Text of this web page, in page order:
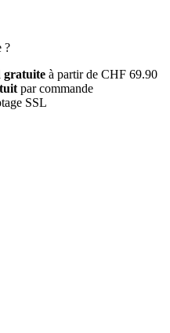
?
gratuite à partir de CHF 69.90
par commande
SSL